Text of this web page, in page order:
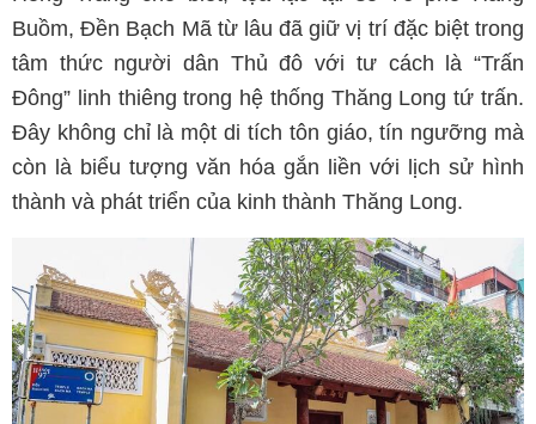
Buồm, Đền Bạch Mã từ lâu đã giữ vị trí đặc biệt trong
tâm thức người dân Thủ đô với tư cách là “Trấn
Đông” linh thiêng trong hệ thống Thăng Long tứ trấn.
Đây không chỉ là một di tích tôn giáo, tín ngưỡng mà
còn là biểu tượng văn hóa gắn liền với lịch sử hình
thành và phát triển của kinh thành Thăng Long.